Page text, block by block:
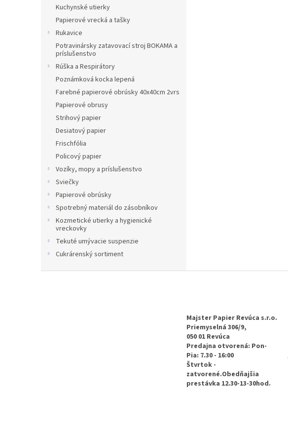
Kuchynské utierky
Papierové vrecká a tašky
Rukavice
Potravinársky zatavovací stroj BOKAMA a
príslušenstvo
Rúška a Respirátory
Poznámková kocka lepená
Farebné papierové obrúsky 40x40cm 2vrs
Papierové obrusy
Strihový papier
Desiatový papier
Frischfólia
Policový papier
Vozíky, mopy a príslušenstvo
Sviečky
Papierové obrúsky
Spotrebný materiál do zásobníkov
Kozmetické utierky a hygienické
vreckovky
Tekuté umývacie suspenzie
Cukrárenský sortiment
Majster Papier Revúca s.r.o.
Priemyselná 306/9,
050 01 Revúca
Predajna otvorená: Pon-
Pia: 7.30 - 16:00
Štvrtok -
zatvorené.Obedňajšia
prestávka 12.30-13-30hod.